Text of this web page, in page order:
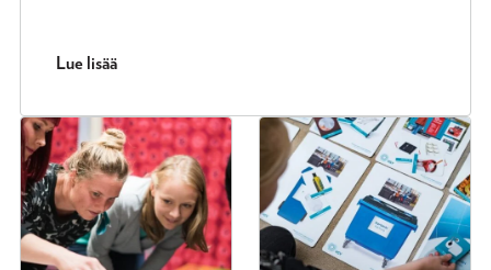
Lue lisää